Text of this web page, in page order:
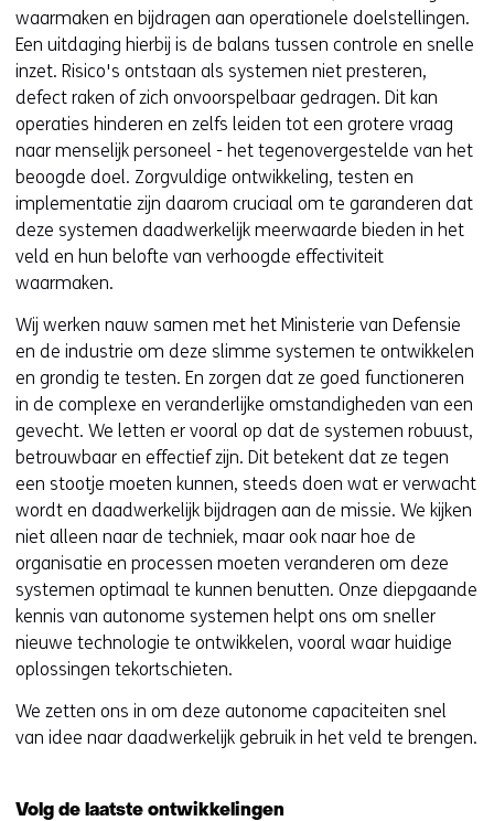
waarmaken en bijdragen aan operationele doelstellingen.
Een uitdaging hierbij is de balans tussen controle en snelle
inzet. Risico's ontstaan als systemen niet presteren,
defect raken of zich onvoorspelbaar gedragen. Dit kan
operaties hinderen en zelfs leiden tot een grotere vraag
naar menselijk personeel - het tegenovergestelde van het
beoogde doel. Zorgvuldige ontwikkeling, testen en
implementatie zijn daarom cruciaal om te garanderen dat
deze systemen daadwerkelijk meerwaarde bieden in het
veld en hun belofte van verhoogde effectiviteit
waarmaken.
Wij werken nauw samen met het Ministerie van Defensie
en de industrie om deze slimme systemen te ontwikkelen
en grondig te testen. En zorgen dat ze goed functioneren
in de complexe en veranderlijke omstandigheden van een
gevecht. We letten er vooral op dat de systemen robuust,
betrouwbaar en effectief zijn. Dit betekent dat ze tegen
een stootje moeten kunnen, steeds doen wat er verwacht
wordt en daadwerkelijk bijdragen aan de missie. We kijken
niet alleen naar de techniek, maar ook naar hoe de
organisatie en processen moeten veranderen om deze
systemen optimaal te kunnen benutten. Onze diepgaande
kennis van autonome systemen helpt ons om sneller
nieuwe technologie te ontwikkelen, vooral waar huidige
oplossingen tekortschieten.
We zetten ons in om deze autonome capaciteiten snel
van idee naar daadwerkelijk gebruik in het veld te brengen.
Volg de laatste ontwikkelingen